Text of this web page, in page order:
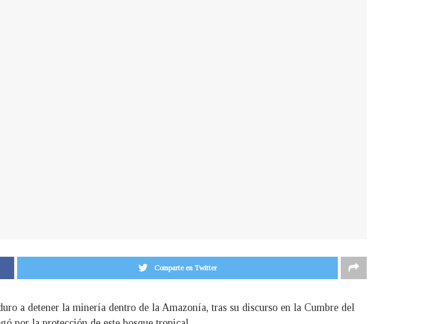
Comparte en Twitter
a detener la minería dentro de la Amazonía, tras su discurso en la Cumbre del